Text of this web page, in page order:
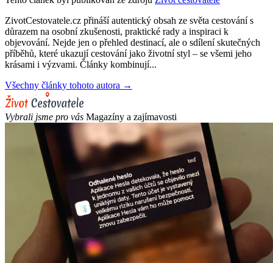
ZivotCestovatele.cz přináší autentický obsah ze světa cestování s
důrazem na osobní zkušenosti, praktické rady a inspiraci k
objevování. Nejde jen o přehled destinací, ale o sdílení skutečných
příběhů, které ukazují cestování jako životní styl – se všemi jeho
krásami i výzvami. Články kombinují...
Všechny články tohoto autora →
Vybrali jsme pro vás Magazíny a zajímavosti